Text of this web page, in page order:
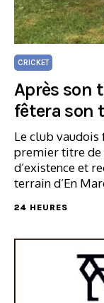
CRICKET
Après son
fêtera son
Le club
premier titre de
d’existence et
terrain d’En
24 HEURES